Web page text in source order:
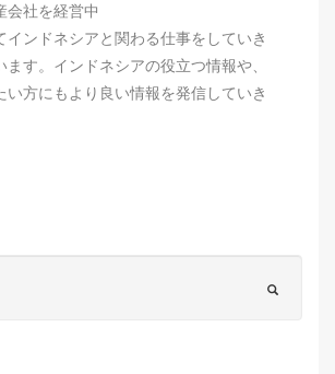
会社を経営中
インドネシアと関わる仕事をしていき
ます。インドネシアの役立つ情報や、
い方にもより良い情報を発信していき